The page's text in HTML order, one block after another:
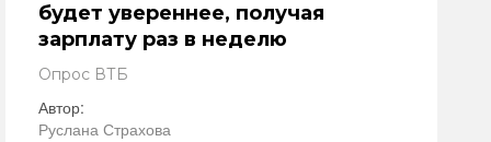
будет увереннее, получая
зарплату раз в неделю
Опрос ВТБ
Автор:
Руслана Страхова